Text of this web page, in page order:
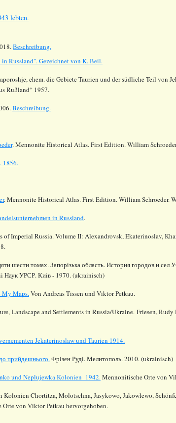
lebten.
Beschreibung.
Russland".Gezeichnet von K. Beil.
, ehem. die GebieteTaurien und der südliche Teil von
Rußland“ 1957.
Beschreibung.
.Mennonite Historical Atlas. First Edition. William
1856.
. Mennonite Historical Atlas. First Edition. William Schroeder.
in Russland.
Imperial Russia. Volume II: Alexandrovsk, Ekaterinoslav,
шести томах. Запорізька область. История городов и
Наук УРСР.Киiв - 1970. (ukrainisch)
My Maps.Von Andreas Tissen und Viktor Petkau.
Landscape and Settlements in Russia/Ukraine. Friesen,
Jekaterinoslaw und Taurien 1914.
прийдешнього.Фрiзен Рудi. Мелитополь. 2010. (ukrainisch)
und Neplujewka Kolonien 1942.Mennonitische Orte von
Kolonien Chortitza, Molotschna, Jasykowo, Jakowlewo,
Orte von Viktor Petkau hervorgehoben.